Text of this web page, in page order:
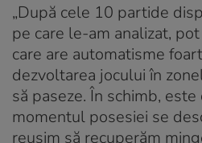
„După cele 10 partide
pe care le-am analizat,
care are automatisme
dezvoltarea jocului în
să paseze. În schimb, este
momentul posesiei se
reușim să recuperăm